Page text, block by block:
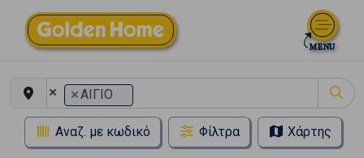
× ×ΑΙΓΙΟ
Αναζ. με κωδικό Φίλτρα Χάρτης